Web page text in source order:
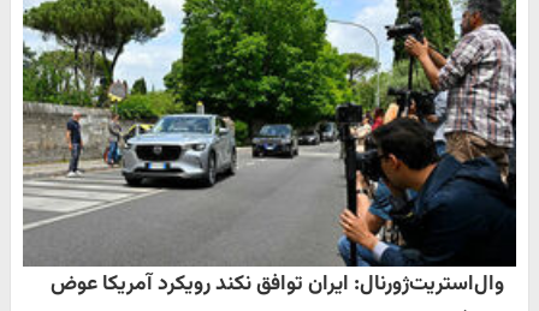
وال‌استریت‌ژورنال: ایران توافق نکند رویکرد آمریکا عوض